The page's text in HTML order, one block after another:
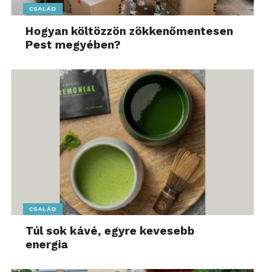
CSALÁD
Hogyan költözzön zökkenőmentesen
Pest megyében?
CSALÁD
Túl sok kávé, egyre kevesebb
energia